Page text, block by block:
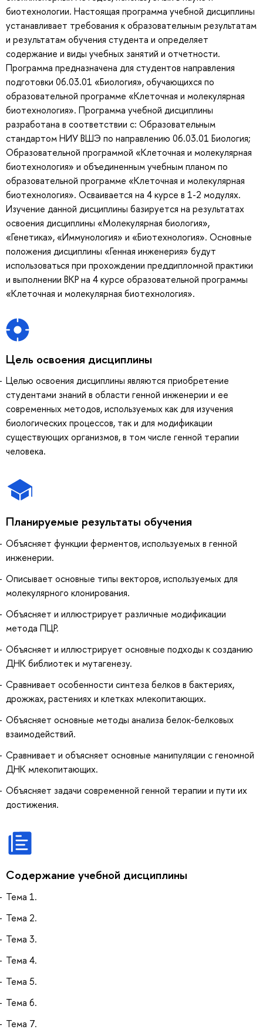
биотехнологии. Настоящая программа учебной дисциплины
устанавливает требования к образовательным результатам
и результатам обучения студента и определяет
содержание и виды учебных занятий и отчетности.
Программа предназначена для студентов направления
подготовки 06.03.01 «Биология», обучающихся по
образовательной программе «Клеточная и молекулярная
биотехнология». Программа учебной дисциплины
разработана в соответствии с: Образовательным
стандартом НИУ ВШЭ по направлению 06.03.01 Биология;
Образовательной программой «Клеточная и молекулярная
биотехнология» и объединенным учебным планом по
образовательной программе «Клеточная и молекулярная
биотехнология». Осваивается на 4 курсе в 1-2 модулях.
Изучение данной дисциплины базируется на результатах
освоения дисциплины «Молекулярная биология»,
«Генетика», «Иммунология» и «Биотехнология». Основные
положения дисциплины «Генная инженерия» будут
использоваться при прохождении преддипломной практики
и выполнении ВКР на 4 курсе образовательной программы
«Клеточная и молекулярная биотехнология».
Цель освоения дисциплины
Целью освоения дисциплины являются приобретение
студентами знаний в области генной инженерии и ее
современных методов, используемых как для изучения
биологических процессов, так и для модификации
существующих организмов, в том числе генной терапии
человека.
Планируемые результаты обучения
Объясняет функции ферментов, используемых в генной
инженерии.
Описывает основные типы векторов, используемых для
молекулярного клонирования.
Объясняет и иллюстрирует различные модификации
метода ПЦР.
Объясняет и иллюстрирует основные подходы к созданию
ДНК библиотек и мутагенезу.
Сравнивает особенности синтеза белков в бактериях,
дрожжах, растениях и клетках млекопитающих.
Объясняет основные методы анализа белок-белковых
взаимодействий.
Сравнивает и объясняет основные манипуляции с геномной
ДНК млекопитающих.
Объясняет задачи современной генной терапии и пути их
достижения.
Содержание учебной дисциплины
Тема 1.
Тема 2.
Тема 3.
Тема 4.
Тема 5.
Тема 6.
Тема 7.